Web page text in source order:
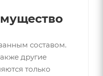
составом.
другие
только